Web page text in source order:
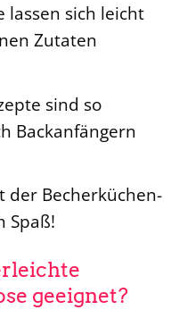
lassen sich leicht
Zutaten
sind so
Backanfängern
der Becherküchen-
Spaß!
geeignet?